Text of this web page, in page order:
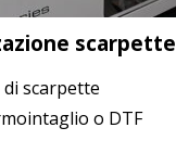
scarpette
scarpette
o DTF